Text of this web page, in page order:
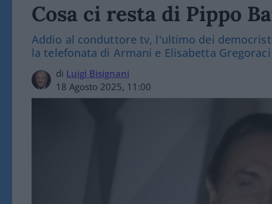
Cosa ci resta di Pippo
Addio al conduttore tv, l'ultimo dei
la telefonata di Armani e Elisabetta Gregoraci
di Luigi Bisignani
18 Agosto 2025, 11:00